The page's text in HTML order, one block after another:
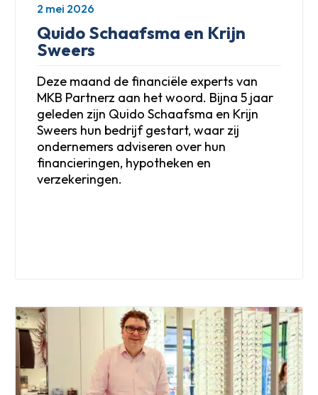
Quido Schaafsma en Krijn
Sweers
Deze maand de financiële experts van
MKB Partnerz aan het woord. Bijna 5 jaar
geleden zijn Quido Schaafsma en Krijn
Sweers hun bedrijf gestart, waar zij
ondernemers adviseren over hun
financieringen, hypotheken en
verzekeringen.
2 mei 2026